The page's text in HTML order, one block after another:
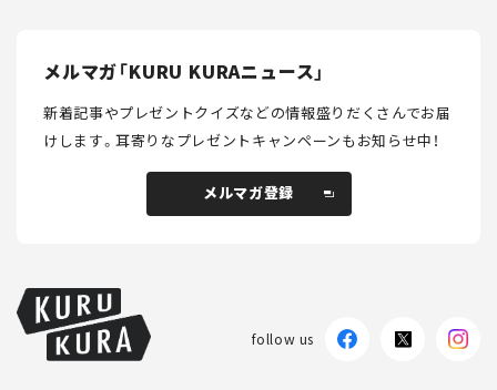
メルマガ「KURU KURAニュース」
新着記事やプレゼントクイズなどの情報盛りだくさんでお届
けします。耳寄りなプレゼントキャンペーンもお知らせ中！
メルマガ登録
follow us